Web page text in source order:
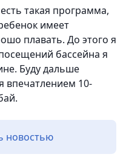
такая программа,
имеет
плавать. До этого я
бассейна я
Буду дальше
впечатлением 10-
новостью